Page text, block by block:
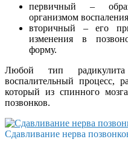
первичный –
организмом
вторичный – его
изменения в
форму.
Любой тип
воспалительный процесс,
который из спинного
позвонков.
Сдавливание нерва